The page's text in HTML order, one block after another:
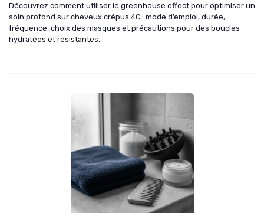
Découvrez comment utiliser le greenhouse effect pour optimiser un
soin profond sur cheveux crépus 4C : mode d’emploi, durée,
fréquence, choix des masques et précautions pour des boucles
hydratées et résistantes.